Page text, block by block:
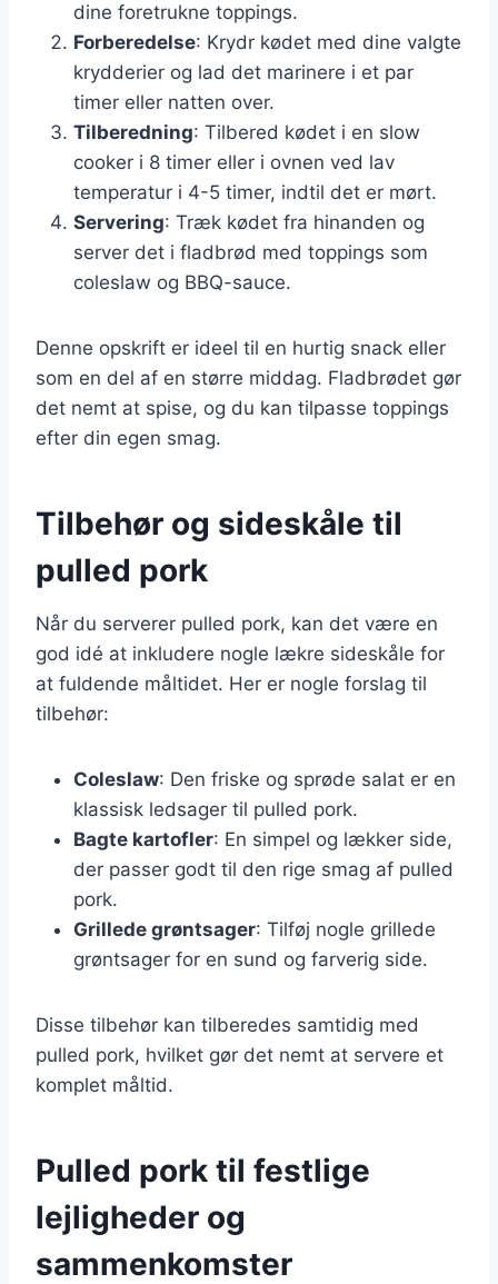
dine foretrukne toppings.
Forberedelse: Krydr kødet med dine valgte
krydderier og lad det marinere i et par
timer eller natten over.
Tilberedning: Tilbered kødet i en slow
cooker i 8 timer eller i ovnen ved lav
temperatur i 4-5 timer, indtil det er mørt.
Servering: Træk kødet fra hinanden og
server det i fladbrød med toppings som
coleslaw og BBQ-sauce.
Denne opskrift er ideel til en hurtig snack eller
som en del af en større middag. Fladbrødet gør
det nemt at spise, og du kan tilpasse toppings
efter din egen smag.
Tilbehør og sideskåle til
pulled pork
Når du serverer pulled pork, kan det være en
god idé at inkludere nogle lækre sideskåle for
at fuldende måltidet. Her er nogle forslag til
tilbehør:
Coleslaw: Den friske og sprøde salat er en
klassisk ledsager til pulled pork.
Bagte kartofler: En simpel og lækker side,
der passer godt til den rige smag af pulled
pork.
Grillede grøntsager: Tilføj nogle grillede
grøntsager for en sund og farverig side.
Disse tilbehør kan tilberedes samtidig med
pulled pork, hvilket gør det nemt at servere et
komplet måltid.
Pulled pork til festlige
lejligheder og
sammenkomster